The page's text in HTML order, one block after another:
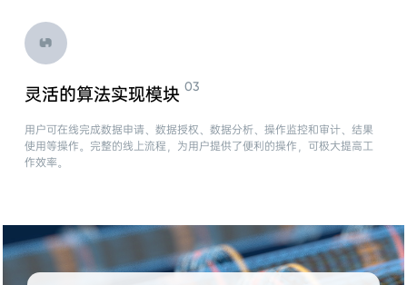
灵活的算法实现模块
用户可在线完成数据申请、数据授权、数据分析、操作监控和审计、结果
使用等操作。完整的线上流程，为用户提供了便利的操作，可极大提高工
作效率。